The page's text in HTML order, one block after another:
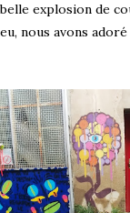
explosion de
nous avons adoré